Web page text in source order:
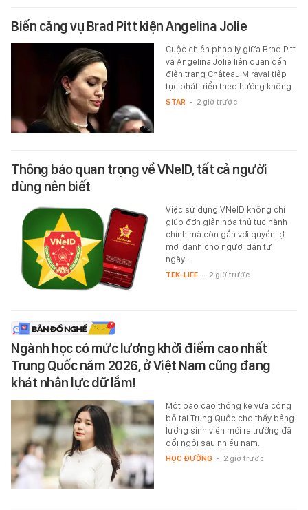
Biến căng vụ Brad Pitt kiện Angelina Jolie
Cuộc chiến pháp lý giữa Brad Pitt
và Angelina Jolie liên quan đến
điền trang Château Miraval tiếp
tục phát triển theo hướng không…
STAR - 2 giờ trước
Thông báo quan trọng về VNeID, tất cả người
dùng nên biết
Việc sử dụng VNeID không chỉ
giúp đơn giản hóa thủ tục hành
chính mà còn gắn với quyền lợi
mới dành cho người dân từ
ngày…
TEK-LIFE - 2 giờ trước
Ngành học có mức lương khởi điểm cao nhất
Trung Quốc năm 2026, ở Việt Nam cũng đang
khát nhân lực dữ lắm!
Một báo cáo thống kê vừa công
bố tại Trung Quốc cho thấy bảng
lương sinh viên mới ra trường đã
đổi ngôi sau nhiều năm.
HỌC ĐƯỜNG - 2 giờ trước